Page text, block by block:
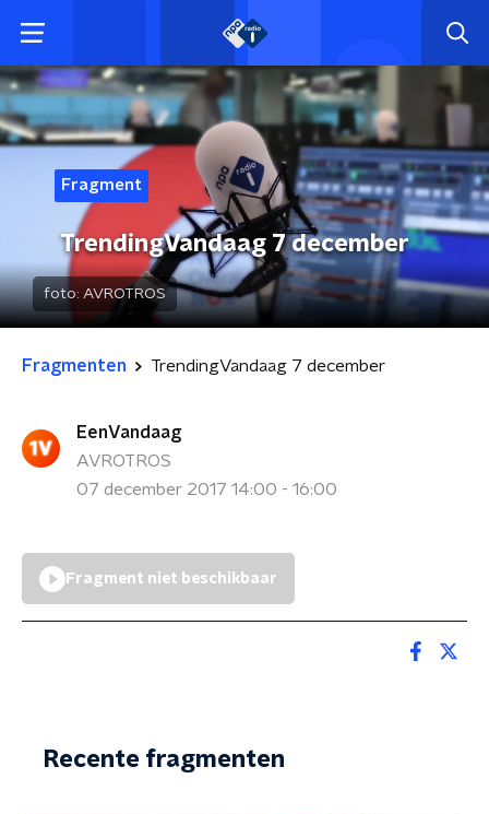
Fragment
TrendingVandaag 7 december
foto: AVROTROS
Fragmenten TrendingVandaag 7 december
EenVandaag
AVROTROS
07 december 2017 14:00 - 16:00
Fragment niet beschikbaar
Recente fragmenten